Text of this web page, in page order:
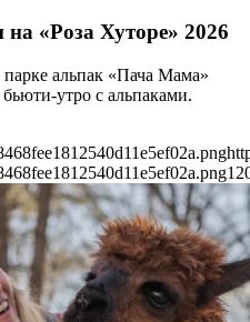
«Роза Хуторе» 2026
альпак «Пача Мама»
утро с альпаками.